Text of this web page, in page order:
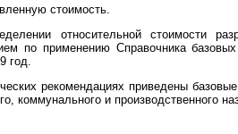
стоимость.
относительной стоимости
по применению Справочника
год.
рекомендациях приведены
коммунального и производственного